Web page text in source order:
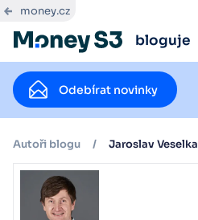
money.cz
bloguje
Odebírat novinky
Autoři blogu / Jaroslav Veselka